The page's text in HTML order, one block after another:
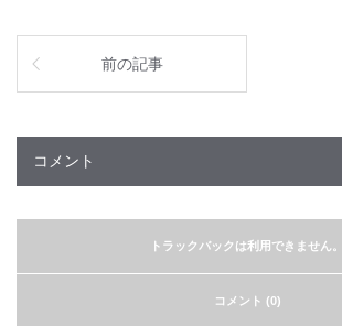
前の記事
コメント
トラックバックは利用できません。
コメント (0)